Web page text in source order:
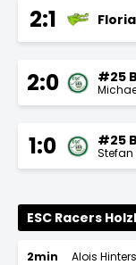
2:1
2:0 #25
1:0 #25
ESC Racers
2min Alois